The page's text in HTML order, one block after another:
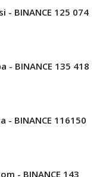
BINANCE 125 074
BINANCE 135 418
BINANCE 116150
- BINANCE 143